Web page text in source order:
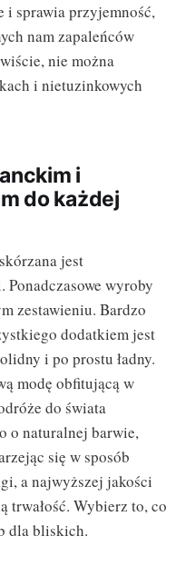
i sprawia przyjemność,
nam zapaleńców
nie można
i nietuzinkowych
i
do każdej
jest
wyroby
zestawieniu. Bardzo
dodatkiem jest
i po prostu ładny.
modę obfitującą w
do świata
o naturalnej barwie,
się w sposób
a najwyższej jakości
trwałość. Wybierz to, co
dla bliskich.